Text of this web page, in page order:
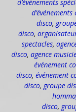
d’événements
disco,
disco,
spectacles,
disco, agence
événement
disco, événement
disco, groupe
disco,